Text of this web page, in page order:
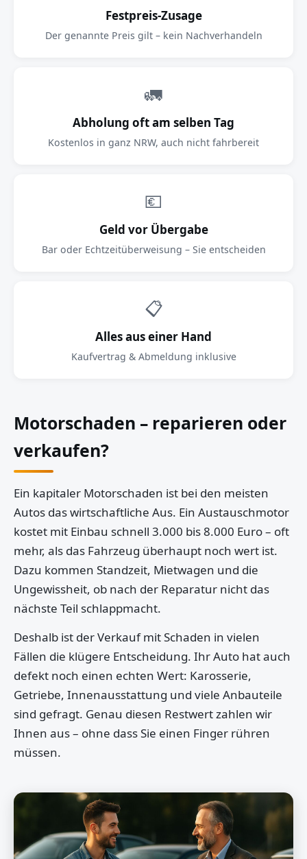
Festpreis-Zusage
Der genannte Preis gilt – kein Nachverhandeln
🚛
Abholung oft am selben Tag
Kostenlos in ganz NRW, auch nicht fahrbereit
💶
Geld vor Übergabe
Bar oder Echtzeitüberweisung – Sie entscheiden
📋
Alles aus einer Hand
Kaufvertrag & Abmeldung inklusive
Motorschaden – reparieren oder
verkaufen?
Ein kapitaler Motorschaden ist bei den meisten
Autos das wirtschaftliche Aus. Ein Austauschmotor
kostet mit Einbau schnell 3.000 bis 8.000 Euro – oft
mehr, als das Fahrzeug überhaupt noch wert ist.
Dazu kommen Standzeit, Mietwagen und die
Ungewissheit, ob nach der Reparatur nicht das
nächste Teil schlappmacht.
Deshalb ist der Verkauf mit Schaden in vielen
Fällen die klügere Entscheidung. Ihr Auto hat auch
defekt noch einen echten Wert: Karosserie,
Getriebe, Innenausstattung und viele Anbauteile
sind gefragt. Genau diesen Restwert zahlen wir
Ihnen aus – ohne dass Sie einen Finger rühren
müssen.